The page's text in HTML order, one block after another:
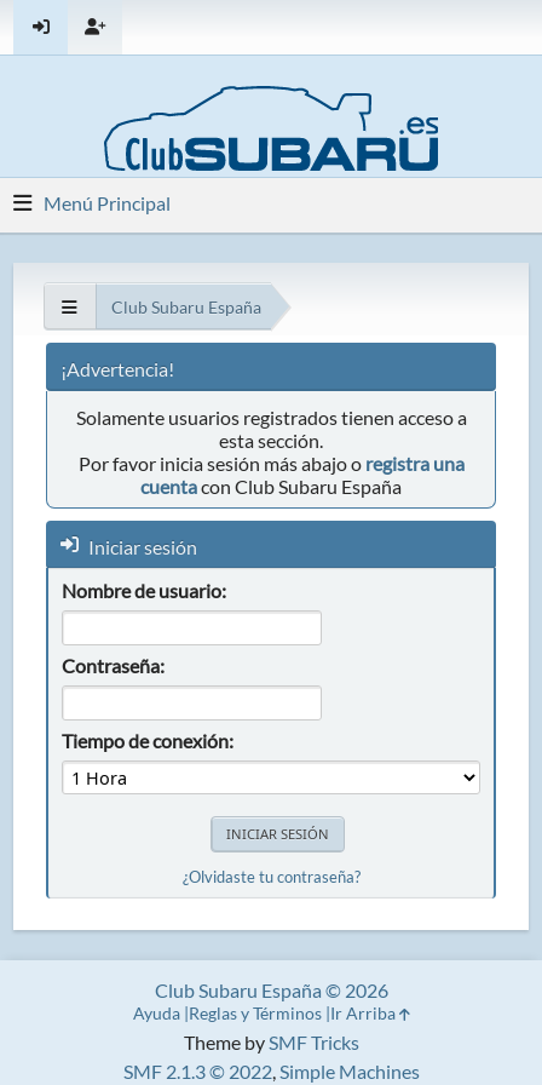
Menú Principal
Club Subaru España
¡Advertencia!
Solamente usuarios registrados tienen acceso a
esta sección.
Por favor inicia sesión más abajo o registra una
cuentacon Club Subaru España
Iniciar sesión
Nombre de usuario:
Contraseña:
Tiempo de conexión:
¿Olvidaste tu contraseña?
Theme bySMF Tricks
SMF 2.1.3 © 2022,Simple Machines
Club Subaru España © 2026
Ayuda Reglas y Términos Ir Arriba